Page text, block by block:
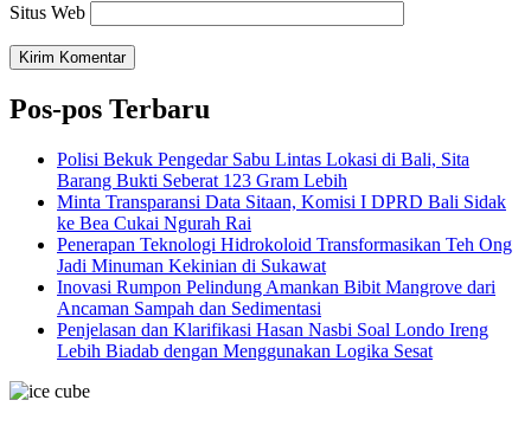
Situs Web
Pos-pos Terbaru
Polisi Bekuk Pengedar Sabu Lintas Lokasi di Bali, Sita
Barang Bukti Seberat 123 Gram Lebih
Minta Transparansi Data Sitaan, Komisi I DPRD Bali Sidak
ke Bea Cukai Ngurah Rai
Penerapan Teknologi Hidrokoloid Transformasikan Teh Ong
Jadi Minuman Kekinian di Sukawat
Inovasi Rumpon Pelindung Amankan Bibit Mangrove dari
Ancaman Sampah dan Sedimentasi
Penjelasan dan Klarifikasi Hasan Nasbi Soal Londo Ireng
Lebih Biadab dengan Menggunakan Logika Sesat